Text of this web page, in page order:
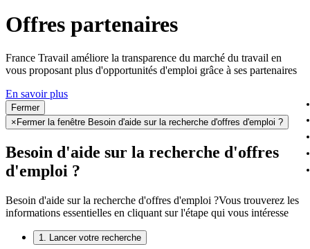
Offres partenaires
France Travail améliore la transparence du marché du travail en
vous proposant plus d'opportunités d'emploi grâce à ses partenaires
En savoir plus
Fermer
× Fermer la fenêtre Besoin d'aide sur la recherche d'offres d'emploi ?
Besoin d'aide sur la recherche d'offres
d'emploi ?
Besoin d'aide sur la recherche d'offres d'emploi ?Vous trouverez les
informations essentielles en cliquant sur l'étape qui vous intéresse
1. Lancer votre recherche